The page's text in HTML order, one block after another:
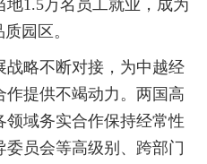
1.5万名员工就业，成为
园区。
略不断对接，为中越经
作提供不竭动力。两国高
领域务实合作保持经常性
员会等高级别、跨部门